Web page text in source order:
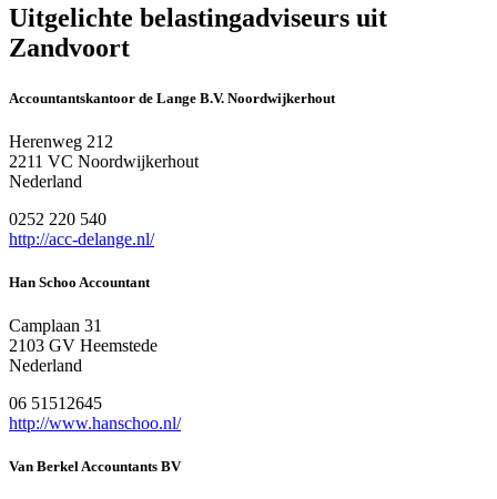
Uitgelichte belastingadviseurs uit
Zandvoort
Accountantskantoor de Lange B.V. Noordwijkerhout
Herenweg 212
2211 VC Noordwijkerhout
Nederland
0252 220 540
http://acc-delange.nl/
Han Schoo Accountant
Camplaan 31
2103 GV Heemstede
Nederland
06 51512645
http://www.hanschoo.nl/
Van Berkel Accountants BV